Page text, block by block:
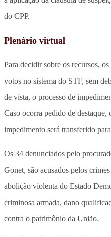
do CPP.
Plenário virtual
Para decidir sobre os recursos,
votos no sistema do STF, sem
de vista, o processo de
Caso ocorra pedido de
impedimento será transferido
Os 34 denunciados pelo
Gonet, são acusados pelos
abolição violenta do Estado
criminosa armada, dano
contra o patrimônio da União.